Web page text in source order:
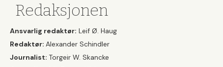
Redaksjonen
Ansvarlig redaktør: Leif Ø. Haug
Redaktør: Alexander Schindler
Journalist: Torgeir W. Skancke